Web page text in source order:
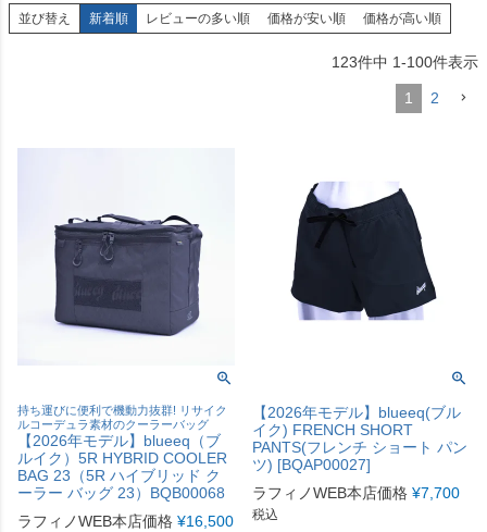
並び替え 新着順 レビューの多い順 価格が安い順 価格が高い順
123件中 1-100件表示
1 2
持ち運びに便利で機動力抜群! リサイク
ルコーデュラ素材のクーラーバッグ
【2026年モデル】blueeq（ブ
ルイク）5R HYBRID COOLER
BAG 23（5R ハイブリッド ク
ーラー バッグ 23）BQB00068
ラフィノWEB本店価格 ¥16,500
【2026年モデル】blueeq(ブル
イク) FRENCH SHORT
PANTS(フレンチ ショート パン
ツ) [BQAP00027]
ラフィノWEB本店価格 ¥7,700
税込